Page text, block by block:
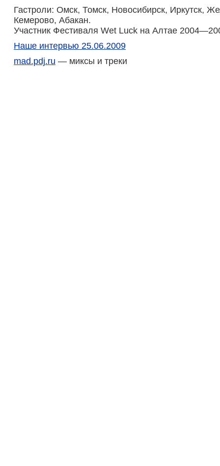
Гастроли: Омск, Томск, Новосибирск, Иркутск,
Кемерово, Абакан.
Участник Фестиваля Wet Luck на Алтае
Наше интервью 25.06.2009
mad.pdj.ru — миксы и треки